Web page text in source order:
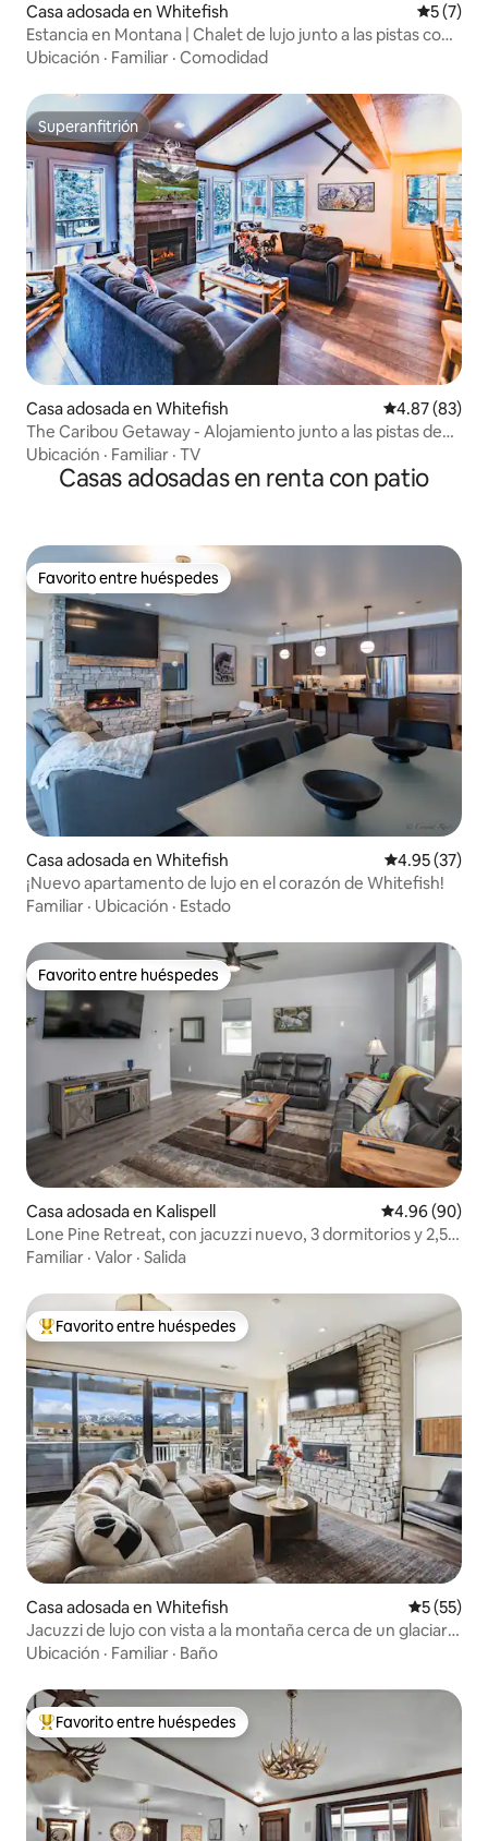
Casa adosada en Whitefish
5 (7)
Estancia en Montana | Chalet de lujo junto a las pistas con
acceso directo a las pistas de esquí
Ubicación · Familiar · Comodidad
Superanfitrión
Superanfitrión
Casa adosada en Whitefish Calificación
4.87 (83)
The Caribou Getaway - Alojamiento junto a las pistas de
esquí
Ubicación · Familiar · TV
Casas adosadas en renta con patio
Favorito entre huéspedes
Favorito entre huéspedes
Casa adosada en Whitefish Calificación
4.95 (37)
¡Nuevo apartamento de lujo en el corazón de Whitefish!
Familiar · Ubicación · Estado
Favorito entre huéspedes
Favorito entre huéspedes
Casa adosada en Kalispell Calificación
4.96 (90)
Lone Pine Retreat, con jacuzzi nuevo, 3 dormitorios y 2,5
baños
Familiar · Valor · Salida
De los mejores en Favorito entre huéspedes
Favorito entre huéspedes
Casa adosada en Whitefish
5 (55)
Jacuzzi de lujo con vista a la montaña cerca de un glaciar y
de pistas de esquí
Ubicación · Familiar · Baño
De los mejores en Favorito entre huéspedes
Favorito entre huéspedes